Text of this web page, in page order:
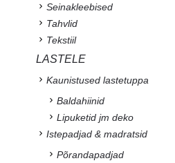
Seinakleebised
Tahvlid
Tekstiil
LASTELE
Kaunistused lastetuppa
Baldahiinid
Lipuketid jm deko
Istepadjad & madratsid
Põrandapadjad